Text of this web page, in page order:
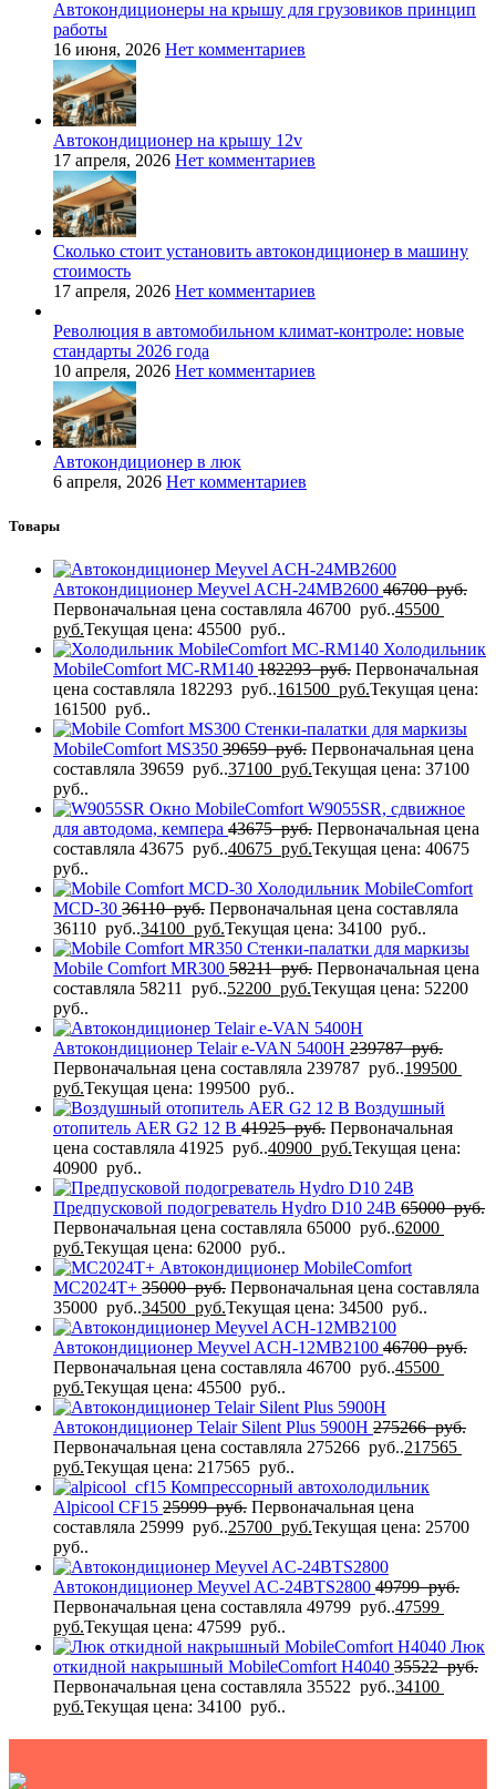
Автокондиционеры на крышу для грузовиков принцип
работы
16 июня, 2026 Нет комментариев
Автокондиционер на крышу 12v
17 апреля, 2026 Нет комментариев
Сколько стоит установить автокондиционер в машину
стоимость
17 апреля, 2026 Нет комментариев
Революция в автомобильном климат-контроле: новые
стандарты 2026 года
10 апреля, 2026 Нет комментариев
Автокондиционер в люк
6 апреля, 2026 Нет комментариев
Товары
Автокондиционер Meyvel ACH-24MB2600 46700руб.
Первоначальная цена составляла 46700 руб..45500
руб.Текущая цена: 45500 руб..
Холодильник
MobileComfort MC-RM140 182293руб. Первоначальная
цена составляла 182293 руб..161500 руб.Текущая цена:
161500 руб..
Стенки-палатки для маркизы
MobileComfort MS350 39659руб. Первоначальная цена
составляла 39659 руб..37100 руб.Текущая цена: 37100
руб..
Окно MobileComfort W9055SR, сдвижное
для автодома, кемпера 43675руб. Первоначальная цена
составляла 43675 руб..40675 руб.Текущая цена: 40675
руб..
Холодильник MobileComfort
MCD-30 36110руб. Первоначальная цена составляла
36110 руб..34100 руб.Текущая цена: 34100 руб..
Стенки-палатки для маркизы
Mobile Comfort MR300 58211руб. Первоначальная цена
составляла 58211 руб..52200 руб.Текущая цена: 52200
руб..
Автокондиционер Telair e-VAN 5400H 239787руб.
Первоначальная цена составляла 239787 руб..199500
руб.Текущая цена: 199500 руб..
Воздушный
отопитель AER G2 12 В 41925руб. Первоначальная
цена составляла 41925 руб..40900 руб.Текущая цена:
40900 руб..
Предпусковой подогреватель Hydro D10 24В 65000руб.
Первоначальная цена составляла 65000 руб..62000
руб.Текущая цена: 62000 руб..
Автокондиционер MobileComfort
MC2024T+ 35000руб. Первоначальная цена составляла
35000 руб..34500 руб.Текущая цена: 34500 руб..
Автокондиционер Meyvel ACH-12MB2100 46700руб.
Первоначальная цена составляла 46700 руб..45500
руб.Текущая цена: 45500 руб..
Автокондиционер Telair Silent Plus 5900H 275266руб.
Первоначальная цена составляла 275266 руб..217565
руб.Текущая цена: 217565 руб..
Компрессорный автохолодильник
Alpicool CF15 25999руб. Первоначальная цена
составляла 25999 руб..25700 руб.Текущая цена: 25700
руб..
Автокондиционер Meyvel AC-24BTS2800 49799руб.
Первоначальная цена составляла 49799 руб..47599
руб.Текущая цена: 47599 руб..
Люк
откидной накрышный MobileComfort H4040 35522руб.
Первоначальная цена составляла 35522 руб..34100
руб.Текущая цена: 34100 руб..